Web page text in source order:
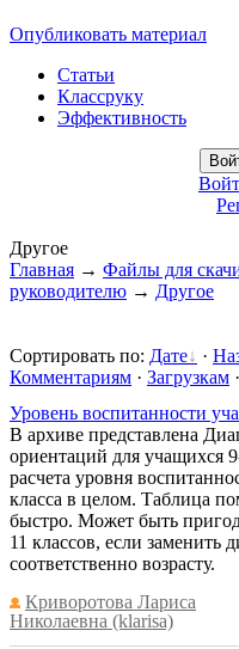
Опубликовать материал
Статьи
Классруку
Эффективность
Другое
Главная → Файлы для
руководителю → Другое
Сортировать по: Дате ·
Комментариям · Загрузкам ·
Уровень воспитанности
В архиве представлена
ориентаций для учащихся
расчета уровня
класса в целом. Таблица
быстро. Может быть
11 классов, если заменить
соответственно возрасту.
Криворотова Лариса
Николаевна (klarisa)